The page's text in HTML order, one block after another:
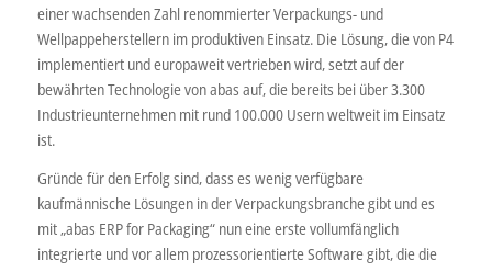
einer wachsenden Zahl renommierter Verpackungs- und
Wellpappeherstellern im produktiven Einsatz. Die Lösung, die von P4
implementiert und europaweit vertrieben wird, setzt auf der
bewährten Technologie von abas auf, die bereits bei über 3.300
Industrieunternehmen mit rund 100.000 Usern weltweit im Einsatz
ist.
Gründe für den Erfolg sind, dass es wenig verfügbare
kaufmännische Lösungen in der Verpackungsbranche gibt und es
mit „abas ERP for Packaging“ nun eine erste vollumfänglich
integrierte und vor allem prozessorientierte Software gibt, die die